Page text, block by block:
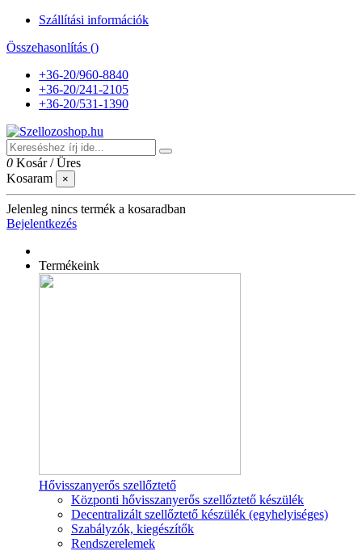
Szállítási információk
Összehasonlítás ()
+36-20/960-8840
+36-20/241-2105
+36-20/531-1390
0 Kosár /Üres
Kosaram
×
Jelenleg nincs termék a kosaradban
Bejelentkezés
Termékeink
Hővisszanyerős szellőztető
Központi hővisszanyerős szellőztető készülék
Decentralizált szellőztető készülék (egyhelyiséges)
Szabályzók, kiegészítők
Rendszerelemek